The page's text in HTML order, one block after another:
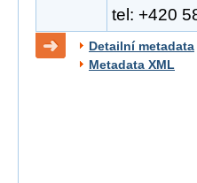
tel: +420
Detailní metadata
Metadata XML